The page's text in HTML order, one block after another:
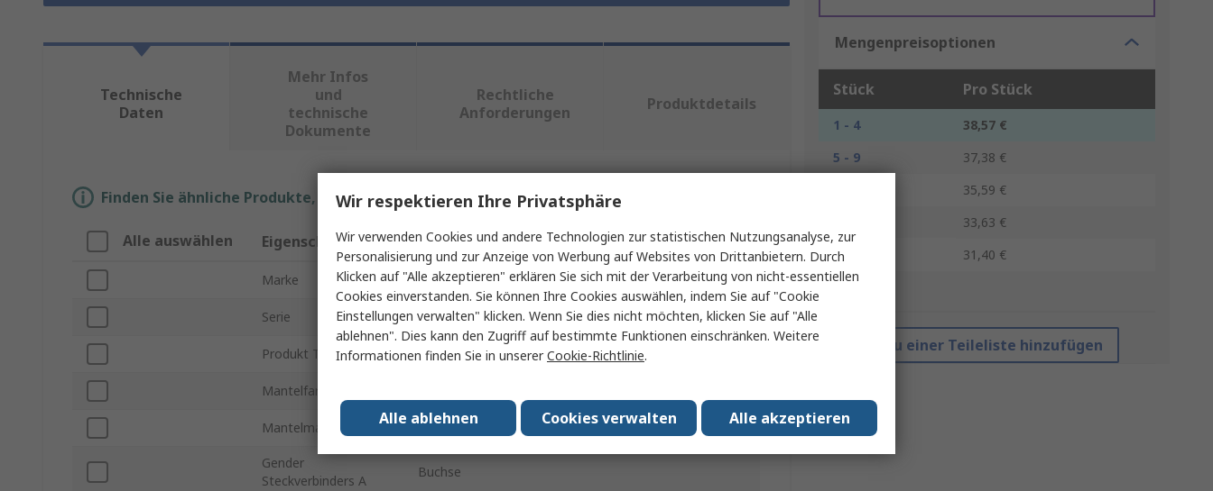
Mengenpreisoptionen
Stück Pro Stück
1 - 4
38,57 €
5 - 9
37,38 €
35,59 €
33,63 €
50 +
31,40 €
*Richtpreis
Zu einer Teileliste hinzufügen
Technische
Daten
Mehr Infos
und
technische
Dokumente
Rechtliche
Anforderungen
Produktdetails
Finden Sie ähnliche Produkte, indem Sie ein oder mehrere Eigenschaften auswählen.
Alle auswählen Eigenschaft Wert
Marke Wurth Elektronik
Serie WR-CIRC
Produkt Typ Rundsteckverbinder
Mantelfarbe
Mantelmaterial Polyvinylchlorid
Gender
Steckverbinders A
Buchse
Wir respektieren Ihre Privatsphäre
Wir verwenden Cookies und andere Technologien zur statistischen Nutzungsanalyse, zur
Personalisierung und zur Anzeige von Werbung auf Websites von Drittanbietern. Durch
Klicken auf "Alle akzeptieren" erklären Sie sich mit der Verarbeitung von nicht-essentiellen
Cookies einverstanden. Sie können Ihre Cookies auswählen, indem Sie auf "Cookie
Einstellungen verwalten" klicken. Wenn Sie dies nicht möchten, klicken Sie auf "Alle
ablehnen". Dies kann den Zugriff auf bestimmte Funktionen einschränken. Weitere
Informationen finden Sie in unsererCookie-Richtlinie.
Alle akzeptieren
Cookies verwalten
Alle ablehnen